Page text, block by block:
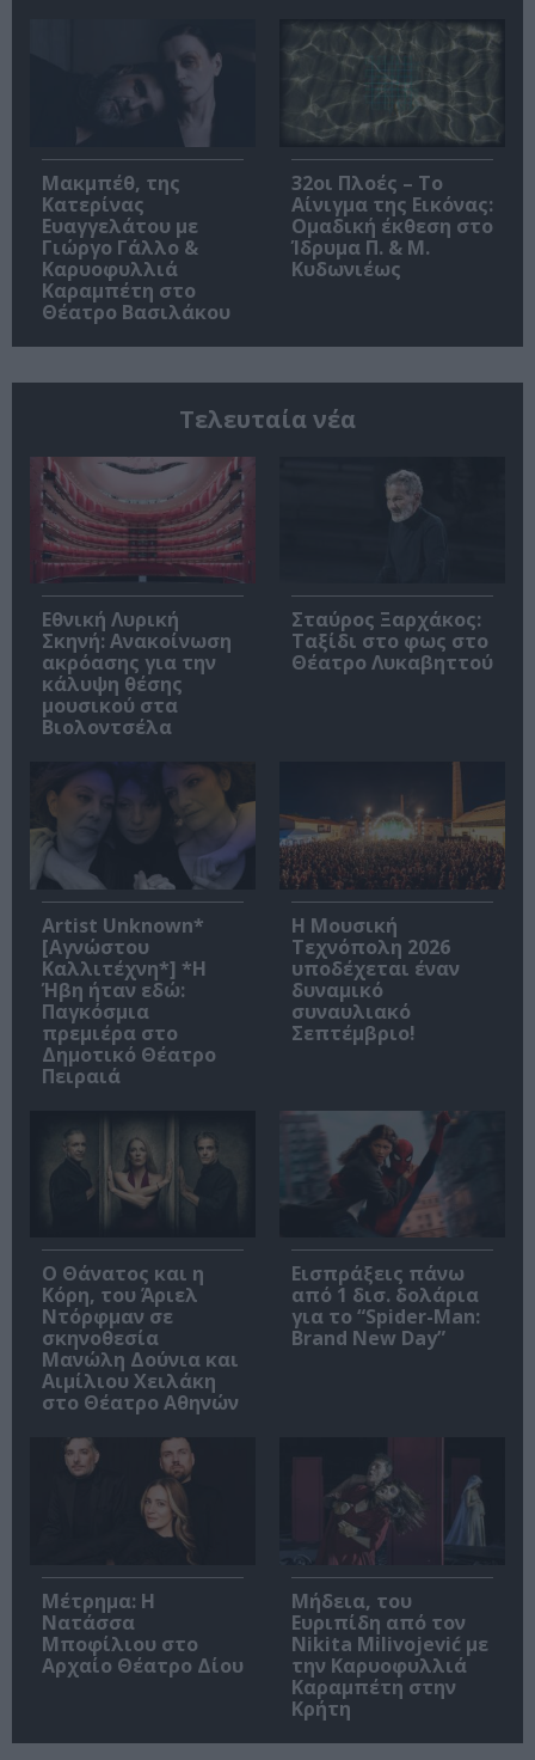
Μακμπέθ, της
Κατερίνας
Ευαγγελάτου με
Γιώργο Γάλλο &
Καρυοφυλλιά
Καραμπέτη στο
Θέατρο Βασιλάκου
32οι Πλοές – Το
Αίνιγμα της Εικόνας:
Ομαδική έκθεση στο
Ίδρυμα Π. & Μ.
Κυδωνιέως
Τελευταία νέα
Εθνική Λυρική
Σκηνή: Ανακοίνωση
ακρόασης για την
κάλυψη θέσης
μουσικού στα
Βιολοντσέλα
Σταύρος Ξαρχάκος:
Ταξίδι στο φως στο
Θέατρο Λυκαβηττού
Artist Unknown*
[Αγνώστου
Καλλιτέχνη*] *Η
Ήβη ήταν εδώ:
Παγκόσμια
πρεμιέρα στο
Δημοτικό Θέατρο
Πειραιά
Η Μουσική
Τεχνόπολη 2026
υποδέχεται έναν
δυναμικό
συναυλιακό
Σεπτέμβριο!
Ο Θάνατος και η
Κόρη, του Άριελ
Ντόρφμαν σε
σκηνοθεσία
Μανώλη Δούνια και
Αιμίλιου Χειλάκη
στο Θέατρο Αθηνών
Εισπράξεις πάνω
από 1 δισ. δολάρια
για το “Spider-Man:
Brand New Day”
Μέτρημα: Η
Νατάσσα
Μποφίλιου στο
Αρχαίο Θέατρο Δίου
Μήδεια, του
Ευριπίδη από τον
Nikita Milivojević με
την Καρυοφυλλιά
Καραμπέτη στην
Κρήτη